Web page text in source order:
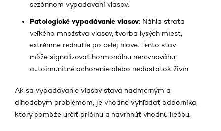
sezónnom vypadávaní vlasov.
Patologické vypadávanie vlasov: Náhla strata
veľkého množstva vlasov, tvorba lysých miest,
extrémne rednutie po celej hlave. Tento stav
môže signalizovať hormonálnu nerovnováhu,
autoimunitné ochorenie alebo nedostatok živín.
Ak sa vypadávanie vlasov stáva nadmerným a
dlhodobým problémom, je vhodné vyhľadať odborníka,
ktorý pomôže určiť príčinu a navrhnúť vhodnú liečbu.